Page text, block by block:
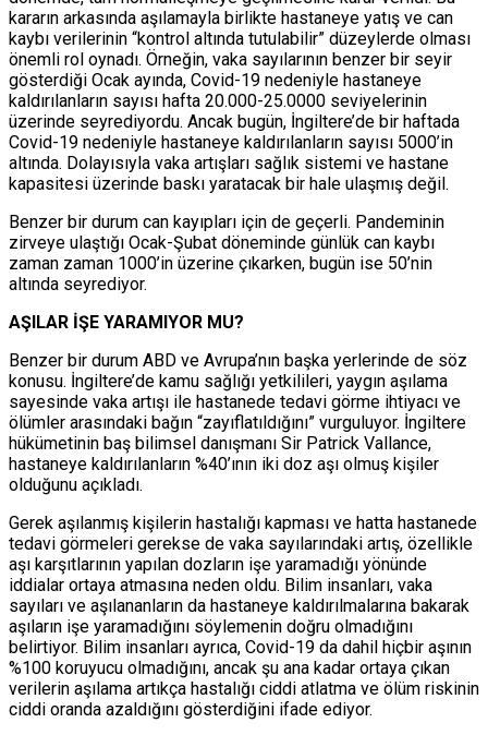
kararın arkasında aşılamayla birlikte hastaneye yatış ve can
kaybı verilerinin “kontrol altında tutulabilir” düzeylerde olması
önemli rol oynadı. Örneğin, vaka sayılarının benzer bir seyir
gösterdiği Ocak ayında, Covid-19 nedeniyle hastaneye
kaldırılanların sayısı hafta 20.000-25.0000 seviyelerinin
üzerinde seyrediyordu. Ancak bugün, İngiltere’de bir haftada
Covid-19 nedeniyle hastaneye kaldırılanların sayısı 5000’in
altında. Dolayısıyla vaka artışları sağlık sistemi ve hastane
kapasitesi üzerinde baskı yaratacak bir hale ulaşmış değil.
Benzer bir durum can kayıpları için de geçerli. Pandeminin
zirveye ulaştığı Ocak-Şubat döneminde günlük can kaybı
zaman zaman 1000’in üzerine çıkarken, bugün ise 50’nin
altında seyrediyor.
AŞILAR İŞE YARAMIYOR MU?
Benzer bir durum ABD ve Avrupa’nın başka yerlerinde de söz
konusu. İngiltere’de kamu sağlığı yetkilileri, yaygın aşılama
sayesinde vaka artışı ile hastanede tedavi görme ihtiyacı ve
ölümler arasındaki bağın “zayıflatıldığını” vurguluyor. İngiltere
hükümetinin baş bilimsel danışmanı Sir Patrick Vallance,
hastaneye kaldırılanların %40’ının iki doz aşı olmuş kişiler
olduğunu açıkladı.
Gerek aşılanmış kişilerin hastalığı kapması ve hatta hastanede
tedavi görmeleri gerekse de vaka sayılarındaki artış, özellikle
aşı karşıtlarının yapılan dozların işe yaramadığı yönünde
iddialar ortaya atmasına neden oldu. Bilim insanları, vaka
sayıları ve aşılananların da hastaneye kaldırılmalarına bakarak
aşıların işe yaramadığını söylemenin doğru olmadığını
belirtiyor. Bilim insanları ayrıca, Covid-19 da dahil hiçbir aşının
%100 koruyucu olmadığını, ancak şu ana kadar ortaya çıkan
verilerin aşılama artıkça hastalığı ciddi atlatma ve ölüm riskinin
ciddi oranda azaldığını gösterdiğini ifade ediyor.